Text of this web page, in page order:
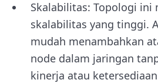
Skalabilitas: Topologi
skalabilitas yang tinggi.
mudah menambahkan
node dalam jaringan
kinerja atau